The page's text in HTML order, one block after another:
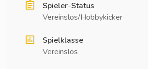
Spieler-Status
Vereinslos/Hobbykicker
Spielklasse
Vereinslos